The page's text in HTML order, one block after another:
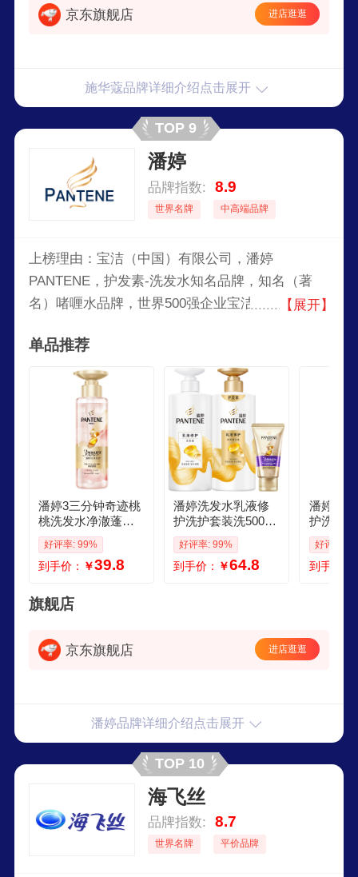
京东旗舰店 进店逛逛
施华蔻品牌详细介绍点击展开
TOP 9
潘婷
品牌指数: 8.9
世界名牌 中高端品牌
上榜理由：宝洁（中国）有限公司，潘婷
PANTENE，护发素-洗发水知名品牌，知名（著
名）啫喱水品牌，世界500强企业宝洁公司旗下品
损伤修复知名品牌。
【展开】
单品推荐
潘婷3三分钟奇迹桃
桃洗发水净澈蓬松
白桃乌龙香控油柔
顺修护滋养300g
好评率: 99%
到手价： ￥39.8
潘婷洗发水乳液修
护洗护套装洗500g
护500g护40ml 护发
养发洗头膏
好评率: 99%
到手价： ￥64.8
潘婷氨
护洗发
水顺抚
枯男女
好评率:
到手价：
旗舰店
京东旗舰店 进店逛逛
潘婷品牌详细介绍点击展开
TOP 10
海飞丝
品牌指数: 8.7
世界名牌 平价品牌